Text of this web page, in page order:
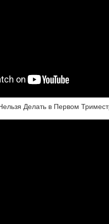
Делать в Первом